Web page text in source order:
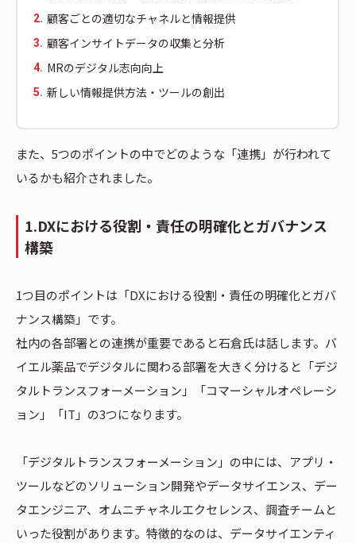
顧客ごとの適切なチャネルと情報提供
顧客インサイトデータの収集と分析
MRのデジタル志向向上
新しい情報提供方法・ツールの創出
また、5つのポイントの中でどのような「連携」が行われて
いるかも紹介されました。
1.DXにおける役割・責任の明確化とガバナンス
構築
1つ目のポイントは「DXにおける役割・責任の明確化とガバ
ナンス構築」です。
社内の各部署との連携が重要であると石倉氏は話します。バ
イエル薬品でデジタルに関わる部署を大きく分けると「デジ
タルトランスフォーメーション」「コマーシャルオペレーシ
ョン」「IT」の3つになります。
「デジタルトランスフォーメーション」の中には、アプリ・
ツールなどのソリューション開発やデータサイエンス、デー
タエンジニア、オムニチャネルエクセレンス、調査チームと
いった役割があります。特徴的なのは、データサイエンティ